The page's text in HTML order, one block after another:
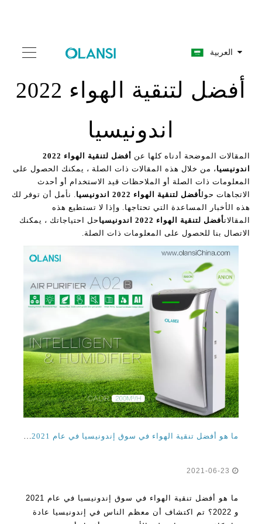
العربية
أفضل لتنقية الهواء 2022
اندونيسيا
المقالات الموضحة أدناه كلها عن
أفضل لتنقية الهواء 2022
اندونيسيا ، من خلال هذه المقالات ذات الصلة ، يمكنك الحصول على
المعلومات ذات الصلة أو الملاحظات قيد الاستخدام أو أحدث
الاتجاهات حولأفضل لتنقية الهواء 2022 اندونيسيا
. نأمل أن توفر لك
هذه الأخبار المساعدة التي تحتاجها. وإذا لا تستطيع هذه
المقالاتأفضل لتنقية الهواء 2022 اندونيسيا
حل احتياجاتك ، يمكنك
الاتصال بنا للحصول على المعلومات ذات الصلة.
ما هو أفضل تنقية الهواء في سوق إندونيسيا في عام 2021 و 2022؟
ما هو أفضل تنقية الهواء في سوق إندونيسيا في عام 2021
و 2022؟ تم اكتشاف أن معظم الناس في إندونيسيا عادة